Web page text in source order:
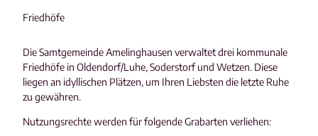
Friedhöfe
Die Samtgemeinde Amelinghausen verwaltet drei kommunale
Friedhöfe in Oldendorf/Luhe, Soderstorf und Wetzen. Diese
liegen an idyllischen Plätzen, um Ihren Liebsten die letzte Ruhe
zu gewähren.
Nutzungsrechte werden für folgende Grabarten verliehen: